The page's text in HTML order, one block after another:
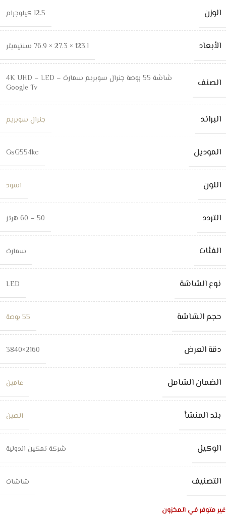
الوزن 12.5 كيلوجرام
الأبعاد 123.1 × 27.3 × 76.9 سنتيميتر
الصنف
شاشة 55 بوصة جنرال سوبريم سمارت 4K UHD – LED –
Google Tv
البراند جنرال سوبريم
الموديل GsG554kc
اللون اسود
التردد 50 – 60 هرتز
الفئات سمارت
نوع الشاشة LED
حجم الشاشة 55 بوصة
دقة العرض 2160×3840
الضمان الشامل عامين
بلد المنشأ الصين
الوكيل شركة تمكين الدولية
التصنيف شاشات
غير متوفر في المخزون